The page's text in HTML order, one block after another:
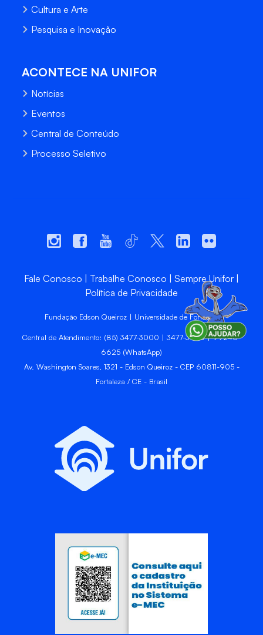
Cultura e Arte
Pesquisa e Inovação
ACONTECE NA UNIFOR
Notícias
Eventos
Central de Conteúdo
Processo Seletivo
Fale Conosco Trabalhe Conosco
Sempre Unifor
Política de Privacidade
Fundação Edson Queiroz | Universidade de Fortaleza
Central de Atendimento: (85) 3477-3000 | 3477-3400 | 99246-
6625 (WhatsApp)
Av. Washington Soares, 1321 - Edson Queiroz - CEP 60811-905 -
Fortaleza / CE - Brasil